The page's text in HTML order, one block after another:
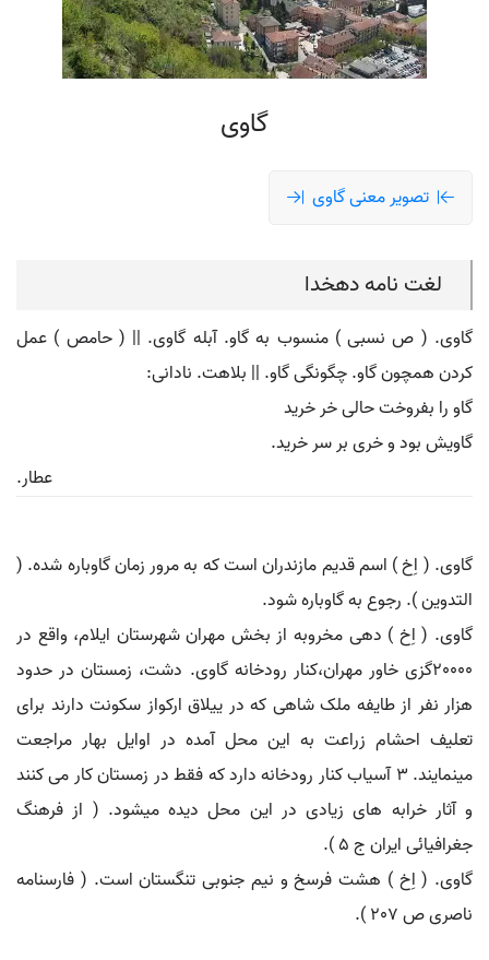
گاوی
تصویر معنی گاوی
لغت نامه دهخدا
گاوی. ( ص نسبی ) منسوب به گاو. آبله گاوی. || ( حامص ) عمل
کردن همچون گاو. چگونگی گاو. || بلاهت. نادانی:
گاو را بفروخت حالی خر خرید
گاویش بود و خری بر سر خرید.
عطار.
گاوی. ( اِخ ) اسم قدیم مازندران است که به مرور زمان گاوباره شده. (
التدوین ). رجوع به گاوباره شود.
گاوی. ( اِخ ) دهی مخروبه از بخش مهران شهرستان ایلام، واقع در
20000گزی خاور مهران،کنار رودخانه گاوی. دشت، زمستان در حدود
هزار نفر از طایفه ملک شاهی که در ییلاق ارکواز سکونت دارند برای
تعلیف احشام زراعت به این محل آمده در اوایل بهار مراجعت
مینمایند. 3 آسیاب کنار رودخانه دارد که فقط در زمستان کار می کنند
و آثار خرابه های زیادی در این محل دیده میشود. ( از فرهنگ
جغرافیائی ایران ج 5 ).
گاوی. ( اِخ ) هشت فرسخ و نیم جنوبی تنگستان است. ( فارسنامه
ناصری ص 207 ).